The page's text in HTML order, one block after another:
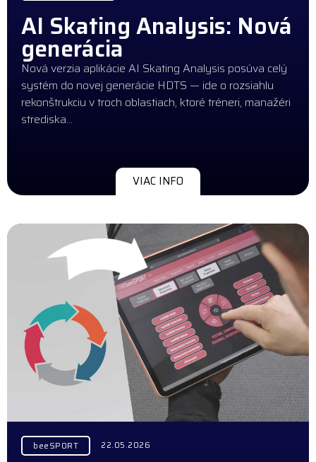
AI Skating Analysis: Nová
generácia
Nová verzia aplikácie AI Skating Analysis posúva celý
systém do novej generácie HDTS — ide o rozsiahlu
rekonštrukciu v troch oblastiach, ktoré tréneri, manažéri
strediska…
VIAC INFO
beeSPORT 22.05.2026